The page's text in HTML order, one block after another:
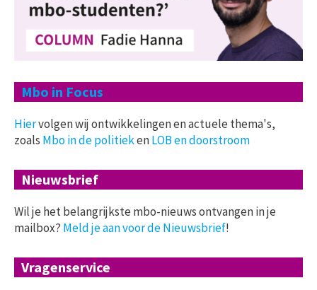
Mbo in Focus
Hiervolgen wij ontwikkelingen en actuele thema's,
zoals Mbo in de politiekenLOB en doorstroom
Nieuwsbrief
Wil je het belangrijkste mbo-nieuws ontvangen in je
mailbox? Meld je aan voor de Nieuwsbrief!
Vragenservice